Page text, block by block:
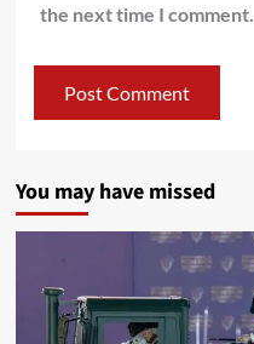
the next time I comment.
You may have missed